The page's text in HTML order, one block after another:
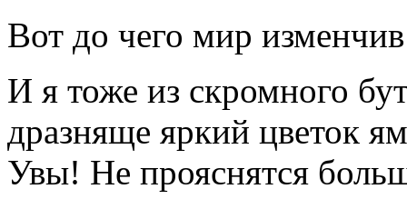
Вот до чего мир
И я тоже из скромного
дразняще яркий цветок
Увы! Не прояснятся